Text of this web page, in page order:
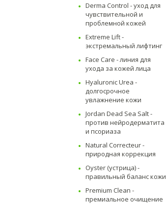
Derma Control - уход для
чувствительной и
проблемной кожей
Extreme Lift -
экстремальный лифтинг
Face Care - линия для
ухода за кожей лица
Hyaluronic Urea -
долгосрочное
увлажнение кожи
Jordan Dead Sea Salt -
против нейродерматита
и псориаза
Natural Correcteur -
природная коррекция
Oyster (устрица) -
правильный баланс кожи
Premium Clean -
премиальное очищение